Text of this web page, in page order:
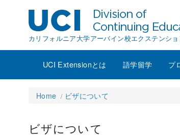
カリフォルニア大学アーバイン校エクステンシ
UCI Extensionとは 語学留学 プ
Home ビザについて
ビザについて